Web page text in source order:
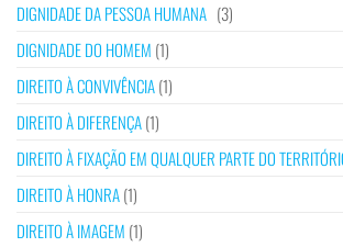
DIGNIDADE DA PESSOA HUMANA (3)
DIGNIDADE DO HOMEM (1)
DIREITO À CONVIVÊNCIA(1)
DIREITO À DIFERENÇA(1)
DIREITO À FIXAÇÃO EM QUALQUER PARTE DO
DIREITO À HONRA(1)
DIREITO À IMAGEM (1)